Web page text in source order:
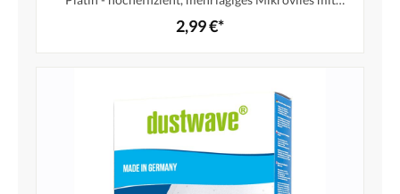
Hygieneverschluss - Made in Germany
2,99 €*